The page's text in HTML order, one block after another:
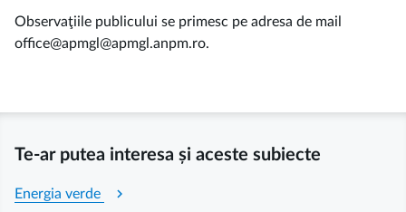
Observaţiile publicului se primesc pe adresa de mail
office@apmgl@apmgl.anpm.ro.
Te-ar putea interesa și aceste subiecte
Energia verde chevron_right